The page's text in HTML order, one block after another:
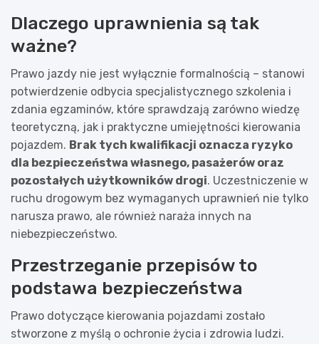
Dlaczego uprawnienia są tak
ważne?
Prawo jazdy nie jest wyłącznie formalnością – stanowi
potwierdzenie odbycia specjalistycznego szkolenia i
zdania egzaminów, które sprawdzają zarówno wiedzę
teoretyczną, jak i praktyczne umiejętności kierowania
pojazdem. Brak tych kwalifikacji oznacza ryzyko
dla bezpieczeństwa własnego, pasażerów oraz
pozostałych użytkowników drogi. Uczestniczenie w
ruchu drogowym bez wymaganych uprawnień nie tylko
narusza prawo, ale również naraża innych na
niebezpieczeństwo.
Przestrzeganie przepisów to
podstawa bezpieczeństwa
Prawo dotyczące kierowania pojazdami zostało
stworzone z myślą o ochronie życia i zdrowia ludzi.